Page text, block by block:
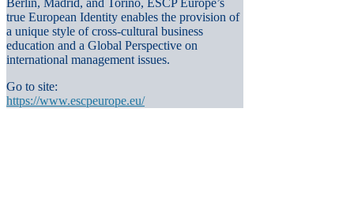
Berlin, Madrid, and Torino, ESCP Europe’s
true European Identity enables the provision of
a unique style of cross-cultural business
education and a Global Perspective on
international management issues.
Go to site:
https://www.escpeurope.eu/